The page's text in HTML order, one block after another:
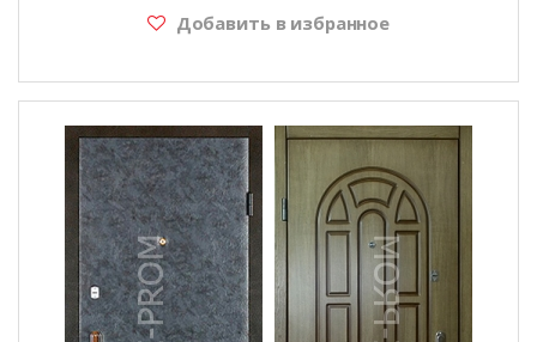
Добавить в избранное